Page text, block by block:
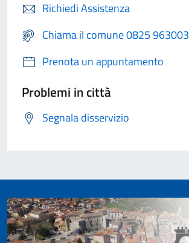
Richiedi Assistenza
Chiama il comune 0825 963003
Prenota un appuntamento
Problemi in città
Segnala disservizio